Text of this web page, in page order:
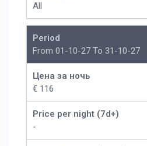
All
Period
From 01-10-27 To 31-10-27
Цена за ночь
€ 116
Price per night (7d+)
-